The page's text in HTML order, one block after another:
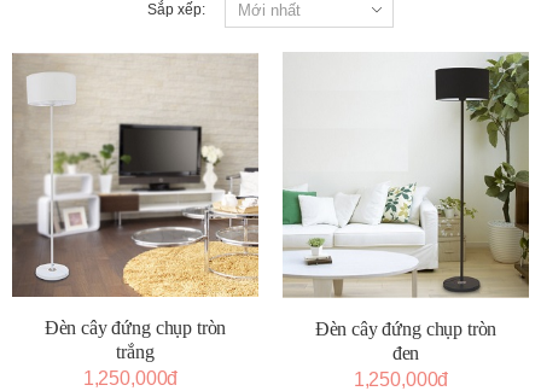
Sắp xếp:
Đèn cây đứng chụp tròn
trắng
1,250,000đ
Đèn cây đứng chụp tròn
đen
1,250,000đ